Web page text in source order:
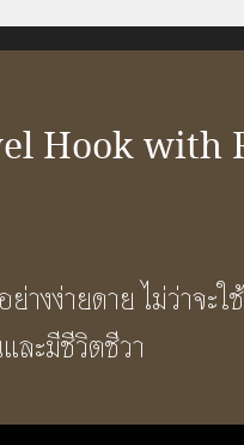
Hook with
งง่ายดาย ไม่ว่าจะ
ละมีชีวิตชีวา